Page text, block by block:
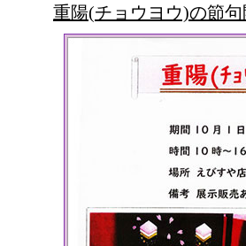
重陽(チョウヨウ)の節